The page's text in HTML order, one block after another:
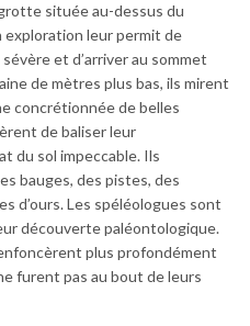
située au-dessus du
exploration leur permit de
et d’arriver au sommet
de mètres plus bas, ils mirent
concrétionnée de belles
de baliser leur
du sol impeccable. Ils
bauges, des pistes, des
d’ours. Les spéléologues sont
découverte paléontologique.
plus profondément
furent pas au bout de leurs